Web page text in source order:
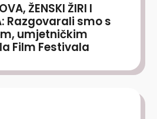
ŽENSKI ŽIRI I
Razgovarali smo s
umjetničkim
Film Festivala